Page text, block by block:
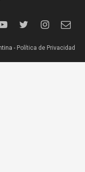
- Política de Privacidad